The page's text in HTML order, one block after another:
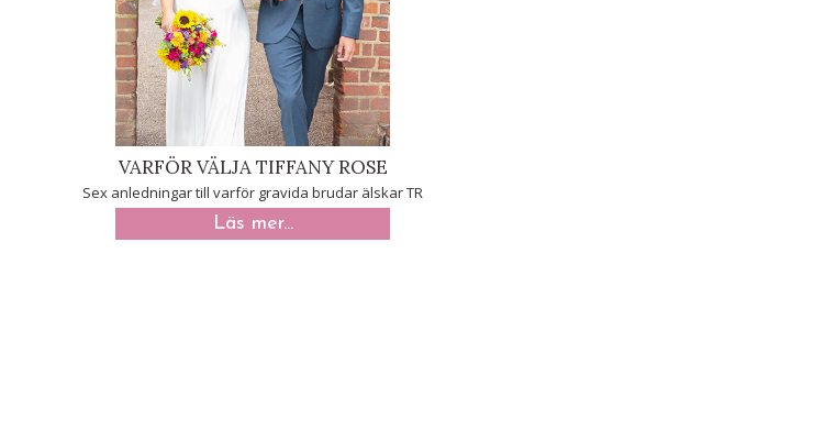
VARFÖR VÄLJA TIFFANY ROSE
Sex anledningar till varför gravida brudar älskar TR
Läs mer...